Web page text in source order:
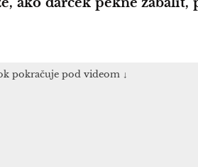
pokračuje pod videom ↓